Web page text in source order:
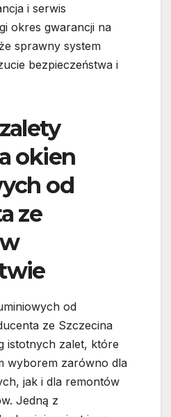
i serwis
okres gwarancji na
sprawny system
bezpieczeństwa i
okien
od
ze
od
ze Szczecina
istotnych zalet, które
wyborem zarówno dla
jak i dla remontów
Jedną z